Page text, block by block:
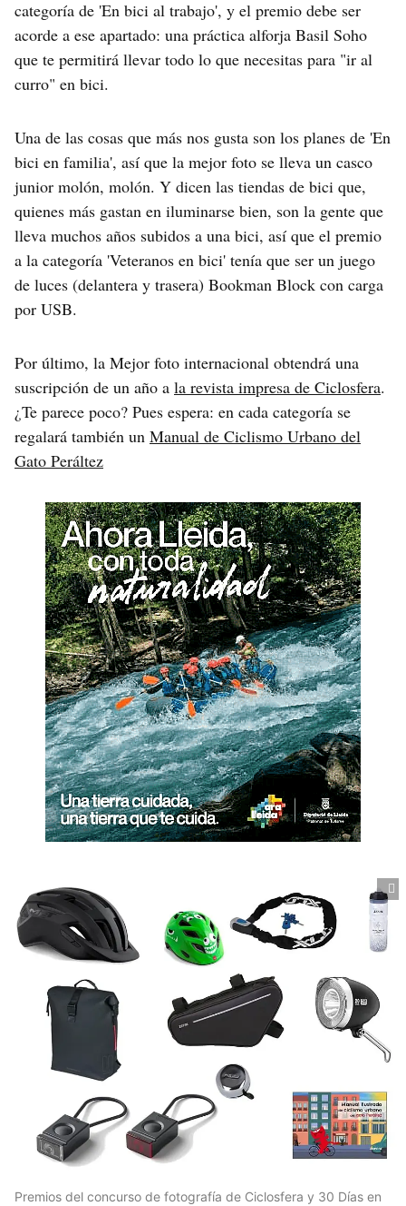
categoría de 'En bici al trabajo', y el premio debe ser
acorde a ese apartado: una práctica alforja Basil Soho
que te permitirá llevar todo lo que necesitas para "ir al
curro" en bici.
Una de las cosas que más nos gusta son los planes de 'En
bici en familia', así que la mejor foto se lleva un casco
junior molón, molón. Y dicen las tiendas de bici que,
quienes más gastan en iluminarse bien, son la gente que
lleva muchos años subidos a una bici, así que el premio
a la categoría 'Veteranos en bici' tenía que ser un juego
de luces (delantera y trasera) Bookman Block con carga
por USB.
Por último, la Mejor foto internacional obtendrá una
suscripción de un año a la revista impresa de Ciclosfera.
¿Te parece poco? Pues espera: en cada categoría se
regalará también un Manual de Ciclismo Urbano del
Gato Peráltez
Premios del concurso de fotografía de Ciclosfera y 30 Días en